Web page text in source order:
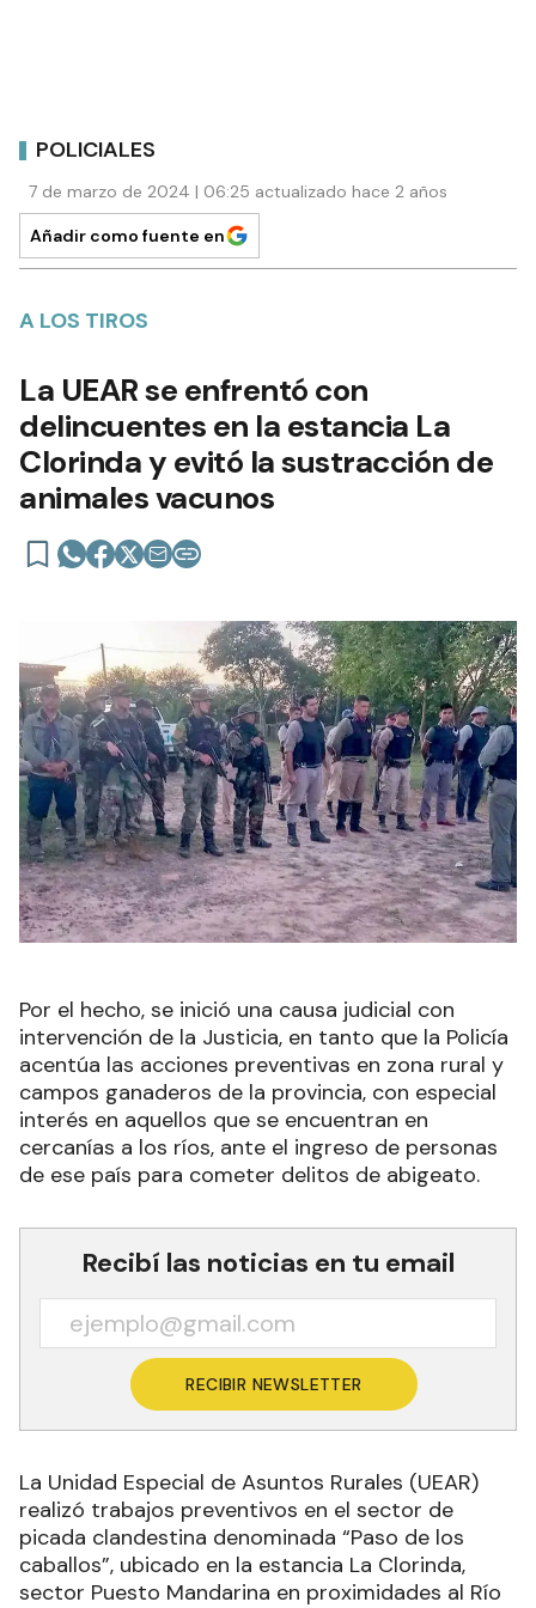
POLICIALES
7 de marzo de 2024 | 06:25 actualizado hace 2 años
Añadir como fuente en
A LOS TIROS
La UEAR se enfrentó con
delincuentes en la estancia La
Clorinda y evitó la sustracción de
animales vacunos
Por el hecho, se inició una causa judicial con
intervención de la Justicia, en tanto que la Policía
acentúa las acciones preventivas en zona rural y
campos ganaderos de la provincia, con especial
interés en aquellos que se encuentran en
cercanías a los ríos, ante el ingreso de personas
de ese país para cometer delitos de abigeato.
Recibí las noticias en tu email
RECIBIR NEWSLETTER
La Unidad Especial de Asuntos Rurales (UEAR)
realizó trabajos preventivos en el sector de
picada clandestina denominada “Paso de los
caballos”, ubicado en la estancia La Clorinda,
sector Puesto Mandarina en proximidades al Río